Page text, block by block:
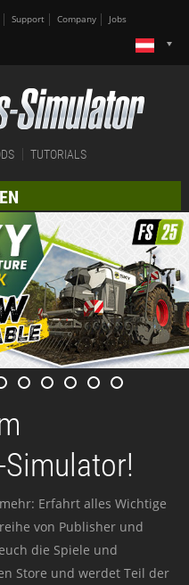
Support Company Jobs
TUTORIALS
Erfahrt alles Wichtige
von Publisher und
die Spiele und
Store und werdet Teil der